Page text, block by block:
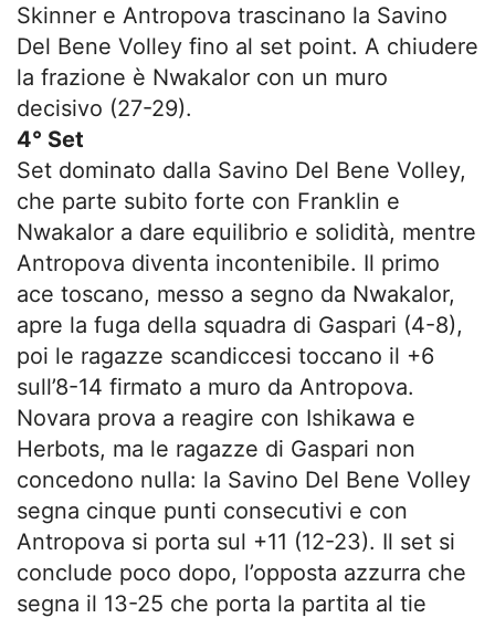
Skinner e Antropova trascinano la Savino
Del Bene Volley fino al set point. A chiudere
la frazione è Nwakalor con un muro
decisivo (27-29).
4° Set
Set dominato dalla Savino Del Bene Volley,
che parte subito forte con Franklin e
Nwakalor a dare equilibrio e solidità, mentre
Antropova diventa incontenibile. Il primo
ace toscano, messo a segno da Nwakalor,
apre la fuga della squadra di Gaspari (4-8),
poi le ragazze scandiccesi toccano il +6
sull’8-14 firmato a muro da Antropova.
Novara prova a reagire con Ishikawa e
Herbots, ma le ragazze di Gaspari non
concedono nulla: la Savino Del Bene Volley
segna cinque punti consecutivi e con
Antropova si porta sul +11 (12-23). Il set si
conclude poco dopo, l’opposta azzurra che
segna il 13-25 che porta la partita al tie